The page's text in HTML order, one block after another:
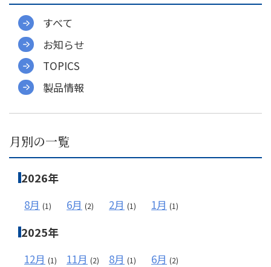
CSR
お知らせ
プライバシーポリシー
すべて
お知らせ
TOPICS
製品情報
月別の一覧
2026年
8月 (1) 6月 (2) 2月 (1) 1月 (1)
2025年
12月 (1) 11月 (2) 8月 (1) 6月 (2)